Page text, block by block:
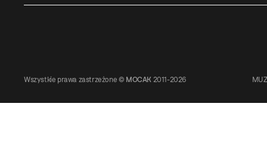
Wszystkie prawa zastrzeżone © MOCAK 2011-2026